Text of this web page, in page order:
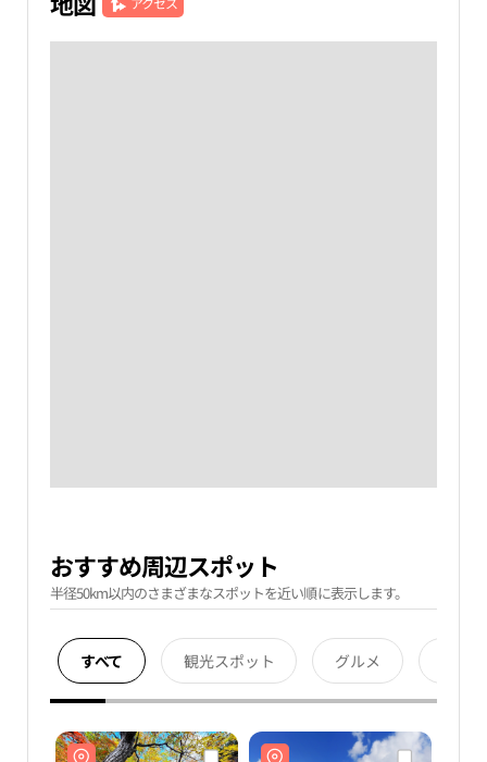
おすすめ周辺スポット
半径50km以内のさまざまなスポットを近い順に表示します。
すべて 観光スポット グルメ